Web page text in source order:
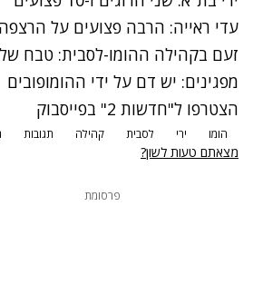
עדי ראייה: הרבה פצועים על הרצפה
זעם בקהילה ההומו-לסבית: טבח
מפגינים: יש דם על ידי ההומופובים
הצטרפו ל"חדשות 2" בפייסבוק
הומו ירי לסבית קהילה תגובות
מצאתם טעות לשון?
פרסומת